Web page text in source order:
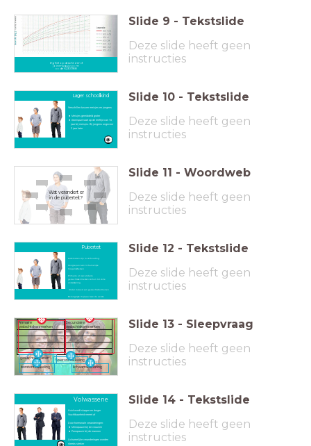
Pg 102 opdracht 2 en 3
joinmyquiz.com
code 62301788
Slide 9 - Tekstslide
Deze slide heeft geen
instructies
Lager schoolkind
Verschillen tussen meisjes en jongens
Meisjes gemiddeld groter
Groeispurt start op de leeftijd van 10
jaar bij meisjes. Bij jongens ongeveer
2 jaar later
Slide 10 - Tekstslide
Deze slide heeft geen
instructies
Wat verandert er
in de puberteit?
Slide 11 - Woordweb
Deze slide heeft geen
instructies
Puberteit
Ledematen zijn in verhouding.
Hoogtepunt van lichamelijke
mogelijkheden
Primaire en secundaire
geslachtskenmerken komen tot volle
ontwikkeling.
Onder invloed van geslachtshormonen
Belangrijke mijlpaal zijn de eerste
menstruatie (menarche) en de eerste
Slide 12 - Tekstslide
Deze slide heeft geen
instructies
Primaire
geslachtskenmerken
Secundaire
geslachtskenmerken
borstontwikkeling lichaamsbeharing
Spierontwikkeling
geslachtsorganen
Slide 13 - Sleepvraag
Deze slide heeft geen
instructies
Volwassene
Huid wordt slapper en droger
Vruchtbaarheid neemt af
Door hormonale veranderingen:
Menopauze bij de vrouwen
Penopauze bij de mannen
Lichamelijke veranderingen worden
steeds sterker
Slide 14 - Tekstslide
Deze slide heeft geen
instructies